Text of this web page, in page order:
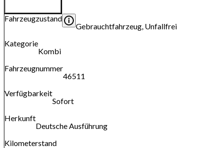
Fahrzeugzustand
Gebrauchtfahrzeug, Unfallfrei
Kategorie
Kombi
Fahrzeugnummer
46511
Verfügbarkeit
Sofort
Herkunft
Deutsche Ausführung
Kilometerstand